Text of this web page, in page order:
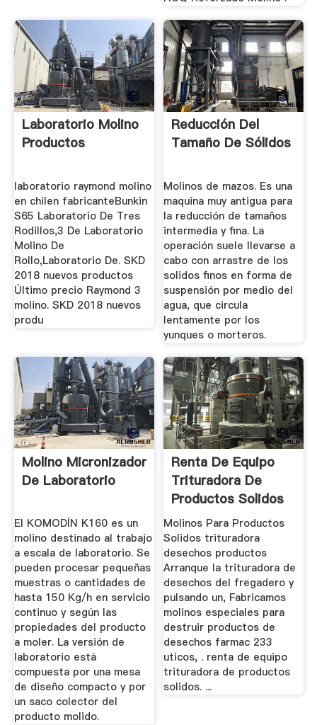
Laboratorio Molino
Productos
laboratorio raymond molino
en chilen fabricanteBunkin
S65 Laboratorio De Tres
Rodillos,3 De Laboratorio
Molino De
Rollo,Laboratorio De. SKD
2018 nuevos productos
Último precio Raymond 3
molino. SKD 2018 nuevos
produ
Reducción Del
Tamaño De Sólidos
Molinos de mazos. Es una
maquina muy antigua para
la reducción de tamaños
intermedia y fina. La
operación suele llevarse a
cabo con arrastre de los
solidos finos en forma de
suspensión por medio del
agua, que circula
lentamente por los
yunques o morteros.
Molino Micronizador
De Laboratorio
El KOMODÍN K160 es un
molino destinado al trabajo
a escala de laboratorio. Se
pueden procesar pequeñas
muestras o cantidades de
hasta 150 Kg/h en servicio
continuo y según las
propiedades del producto
a moler. La versión de
laboratorio está
compuesta por una mesa
de diseño compacto y por
un saco colector del
producto molido.
Renta De Equipo
Trituradora De
Productos Solidos
Molinos Para Productos
Solidos trituradora
desechos productos
Arranque la trituradora de
desechos del fregadero y
pulsando un, Fabricamos
molinos especiales para
destruir productos de
desechos farmac 233
uticos, . renta de equipo
trituradora de productos
solidos. ...